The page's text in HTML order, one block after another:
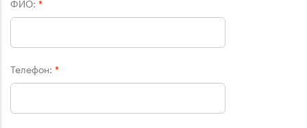
*
Телефон: *